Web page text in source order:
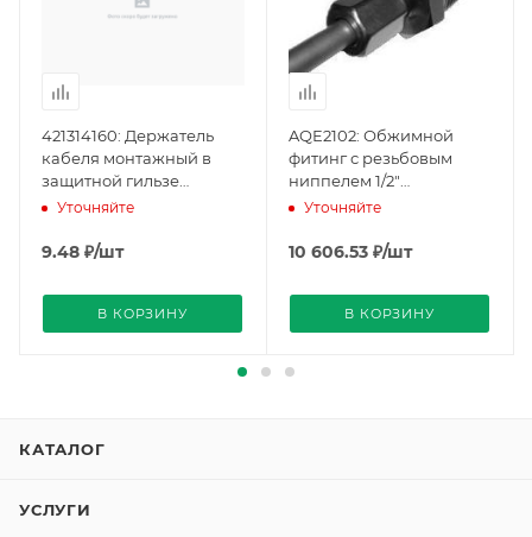
421314160: Держатель
кабеля монтажный в
защитной гильзе
(BPZ:421314160), Siemens
Уточняйте
9.48 ₽/шт
В КОРЗИНУ
AQE2102: Обжимной
фитинг с резьбовым
ниппелем 1/2"
(BPZ:AQE2102), Siemens
Уточняйте
10 606.53 ₽/шт
В КОРЗИНУ
КАТАЛОГ
УСЛУГИ